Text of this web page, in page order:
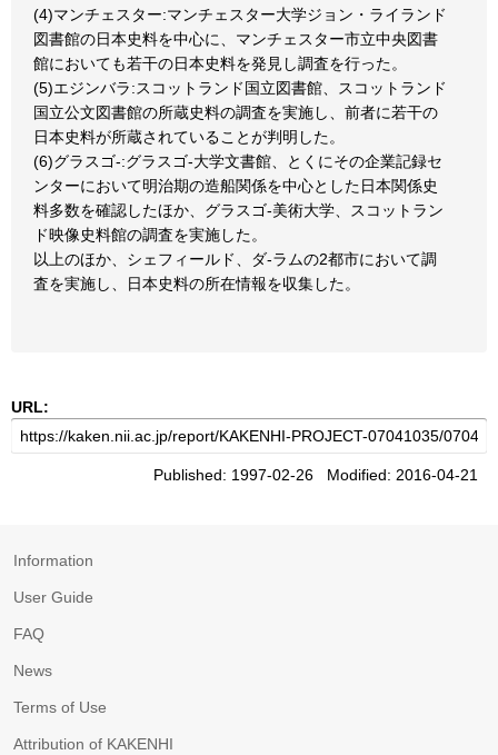
(4)マンチェスター:マンチェスター大学ジョン・ライランド
図書館の日本史料を中心に、マンチェスター市立中央図書
館においても若干の日本史料を発見し調査を行った。
(5)エジンバラ:スコットランド国立図書館、スコットランド
国立公文図書館の所蔵史料の調査を実施し、前者に若干の
日本史料が所蔵されていることが判明した。
(6)グラスゴ-:グラスゴ-大学文書館、とくにその企業記録セ
ンターにおいて明治期の造船関係を中心とした日本関係史
料多数を確認したほか、グラスゴ-美術大学、スコットラン
ド映像史料館の調査を実施した。
以上のほか、シェフィールド、ダ-ラムの2都市において調
査を実施し、日本史料の所在情報を収集した。
URL:
Published: 1997-02-26 Modified: 2016-04-21
Information
User Guide
FAQ
News
Terms of Use
Attribution of KAKENHI